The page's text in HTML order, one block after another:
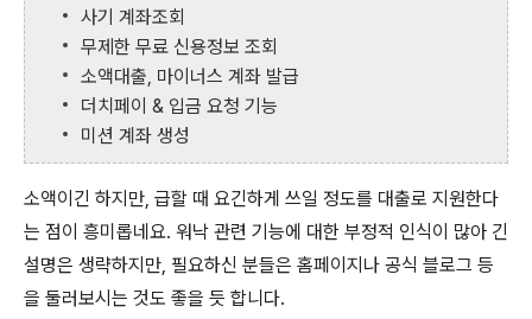
사기 계좌조회
무제한 무료 신용정보 조회
소액대출, 마이너스 계좌 발급
더치페이 & 입금 요청 기능
미션 계좌 생성
소액이긴 하지만, 급할 때 요긴하게 쓰일 정도를 대출로 지원한다
는 점이 흥미롭네요. 워낙 관련 기능에 대한 부정적 인식이 많아 긴
설명은 생략하지만, 필요하신 분들은 홈페이지나 공식 블로그 등
을 둘러보시는 것도 좋을 듯 합니다.